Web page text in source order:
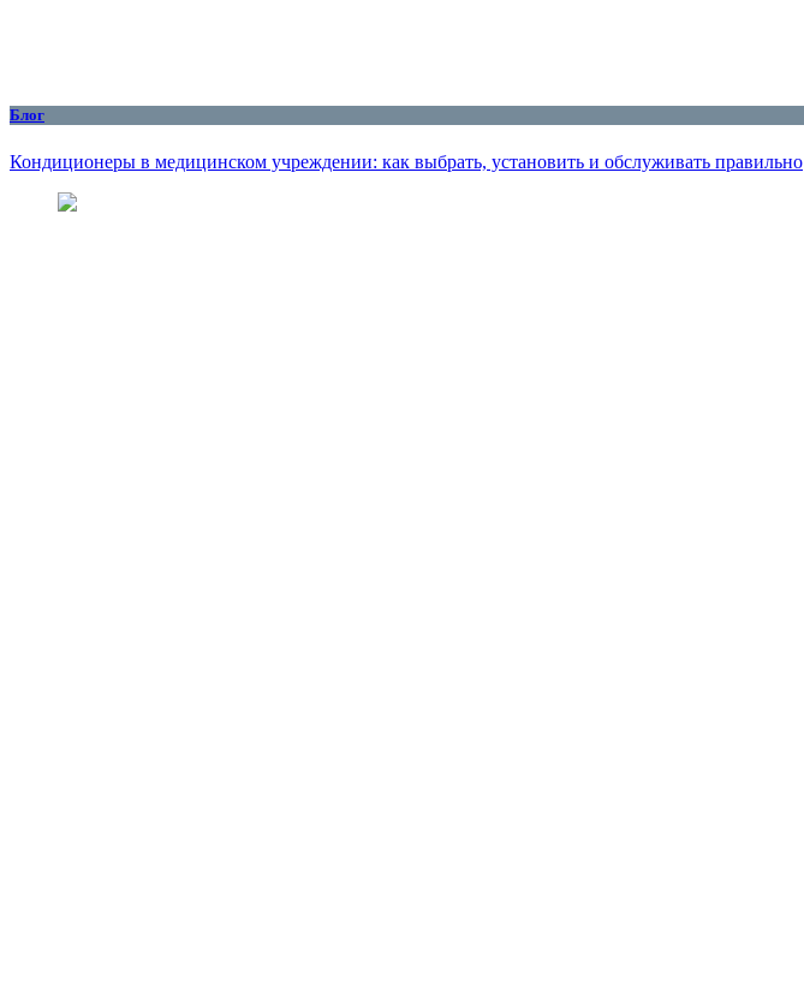
Блог
Кондиционеры в медицинском учреждении: как выбрать, установить и обслуживать правильно